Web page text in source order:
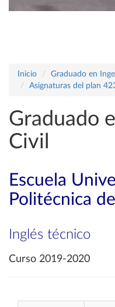
Inicio
Graduado en
Asignaturas del plan
Graduado
Civil
Escuela
Politécnica
Inglés técnico
Curso 2019-2020